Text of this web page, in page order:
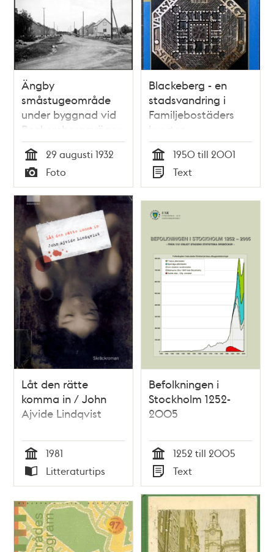
Ängby
småstugeområde
under byggnad vid
Beckombergavägen,
från
Blackebergsvägen
Tid
29 augusti 1932
Typ
Foto
Blackeberg - en
stadsvandring i
Familjebostäders
kvarter
Tid
1950 till 2001
Typ
Text
Låt den rätte
komma in / John
Ajvide Lindqvist
Tid
1981
Typ
Litteraturtips
Befolkningen i
Stockholm 1252-
2005
Tid
1252 till 2005
Typ
Text